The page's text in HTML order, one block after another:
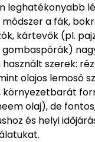
leghatékonyabb
módszer a fák,
kártevők (pl.
szerek:
olajos lemosó
olaj), de
és helyi